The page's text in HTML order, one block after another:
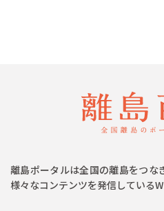
離島ポータルは全国の離島をつな
様々なコンテンツを発信している